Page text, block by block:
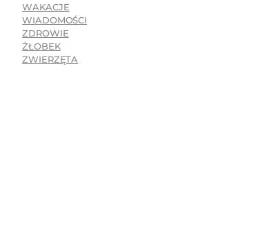
WAKACJE
WIADOMOŚCI
ZDROWIE
ŻŁOBEK
ZWIERZĘTA